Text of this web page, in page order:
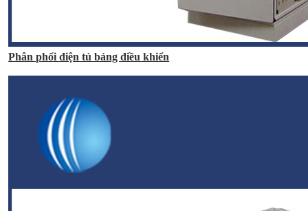
Phân phối điện tủ bảng điều khiển